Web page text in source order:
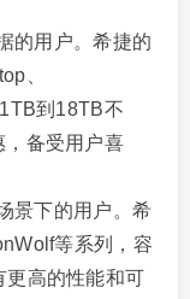
的用户。希捷的
、
到18TB不
备受用户喜
景下的用户。希
等系列，容
高的性能和可